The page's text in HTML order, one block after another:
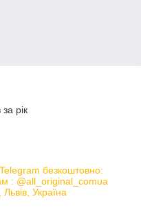
рік
безкоштовно:
: @all_original_comua
Україна